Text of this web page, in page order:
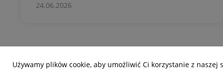
24.06.2026
Używamy plików cookie, aby umożliwić Ci korzystanie z